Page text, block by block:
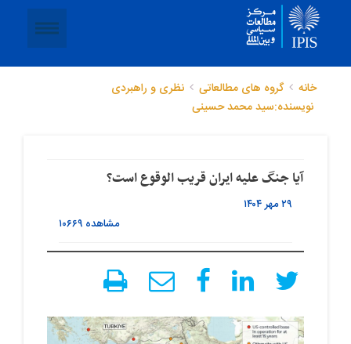
خانه گروه های مطالعاتی
نظری و راهبردی
نویسنده:سید محمد حسینی
آیا جنگ علیه ایران قریب الوقوع است؟
۲۹ مهر ۱۴۰۴
مشاهده ۱۰۶۶۹